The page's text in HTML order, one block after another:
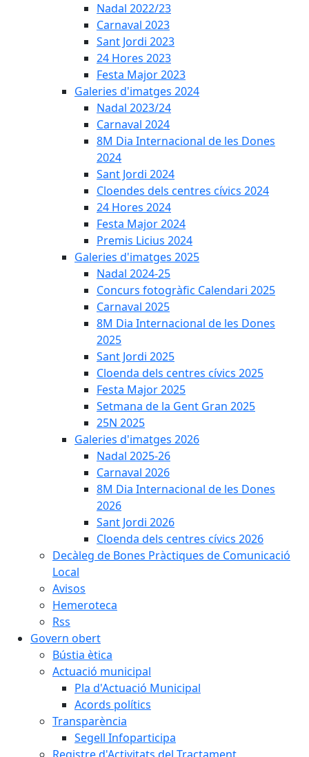
Nadal 2022/23
Carnaval 2023
Sant Jordi 2023
24 Hores 2023
Festa Major 2023
Galeries d'imatges 2024
Nadal 2023/24
Carnaval 2024
8M Dia Internacional de les Dones
2024
Sant Jordi 2024
Cloendes dels centres cívics 2024
24 Hores 2024
Festa Major 2024
Premis Licius 2024
Galeries d'imatges 2025
Nadal 2024-25
Concurs fotogràfic Calendari 2025
Carnaval 2025
8M Dia Internacional de les Dones
2025
Sant Jordi 2025
Cloenda dels centres cívics 2025
Festa Major 2025
Setmana de la Gent Gran 2025
25N 2025
Galeries d'imatges 2026
Nadal 2025-26
Carnaval 2026
8M Dia Internacional de les Dones
2026
Sant Jordi 2026
Cloenda dels centres cívics 2026
Decàleg de Bones Pràctiques de Comunicació
Local
Avisos
Hemeroteca
Rss
Govern obert
Bústia ètica
Actuació municipal
Pla d'Actuació Municipal
Acords polítics
Transparència
Segell Infoparticipa